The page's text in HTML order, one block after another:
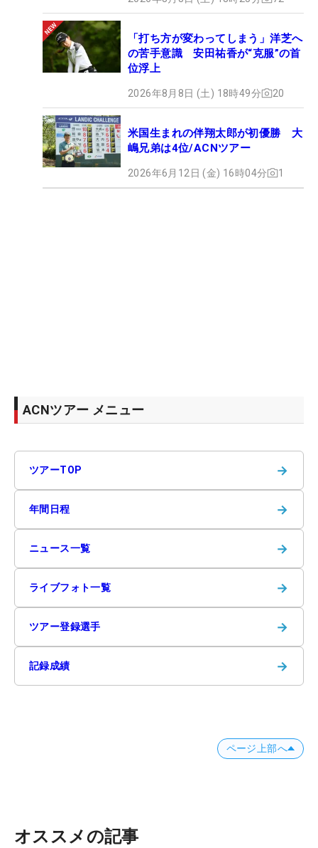
「打ち方が変わってしまう」洋芝へ
の苦手意識 安田祐香が“克服”の首
位浮上
2026年8月8日 (土) 18時49分 20
米国生まれの伴翔太郎が初優勝 大
嶋兄弟は4位/ACNツアー
2026年6月12日 (金) 16時04分 1
ACNツアー メニュー
ツアーTOP →
年間日程 →
ニュース一覧 →
ライブフォト一覧 →
ツアー登録選手 →
記録成績 →
ページ上部へ
オススメの記事